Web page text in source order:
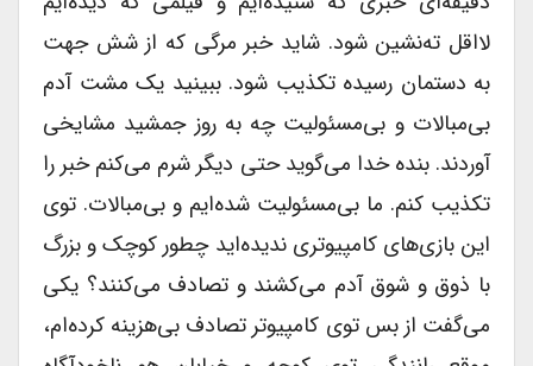
لااقل ته‌نشین شود. شاید خبر مرگی که از شش جهت
به دستمان رسیده تکذیب شود. ببینید یک مشت آدم
بی‌مبالات و بی‌مسئولیت چه به روز جمشید مشایخی
آوردند. بنده خدا می‌گوید حتی دیگر شرم می‌کنم خبر را
تکذیب کنم. ما بی‌مسئولیت شده‌ایم و بی‌مبالات. توی
این بازی‌های کامپیوتری ندیده‌اید چطور کوچک و بزرگ
با ذوق و شوق آدم می‌کشند و تصادف می‌کنند؟ یکی
می‌گفت از بس توی کامپیوتر تصادف بی‌هزینه کرده‌ام،